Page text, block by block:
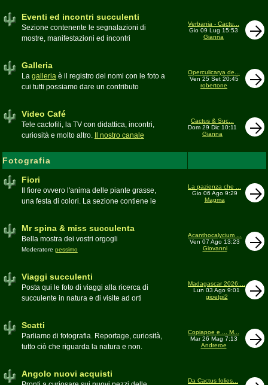
Eventi ed incontri succulenti
Sezione contenente le segnalazioni di
mostre, manifestazioni ed incontri
Verbania - Cactu...
Gio 09 Lug 15:53
Gianna
Galleria
La galleriaè il registro dei nomi con le foto a
cui tutti possiamo dare un contributo
spazio discutiamo SOLO di errori,
inesattezze, idee e altro inerenti l'argomento
Operculicarya de...
Ven 25 Set 20:45
robertone
Video Café
Tele cactofili, la TV con didattica, incontri,
curiosità e molto altro.
Il nostro canale
Cactus & Suc...
Dom 29 Dic 10:11
Gianna
Fotografia
Fiori
Il fiore ovvero l'anima delle piante grasse,
una festa di colori. La sezione contiene le
La pazienza che ...
Gio 06 Ago 9:29
Magma
Mr spina & miss succulenta
Bella mostra dei vostri orgogli
Moderatore pessimo
Acanthocalycium ...
Ven 07 Ago 13:23
Giovanni
Viaggi succulenti
Posta qui le foto di viaggi alla ricerca di
succulente in natura e di visite ad orti
Madagascar 2026:...
Lun 03 Ago 9:01
gioetgi2
Scatti
Parliamo di fotografia. Reportage, curiosità,
tutto ciò che riguarda la natura e non.
Copiapoe e ... M...
Mar 26 Mag 7:13
Andreroe
Angolo nuovi acquisti
Da Cactus folies...